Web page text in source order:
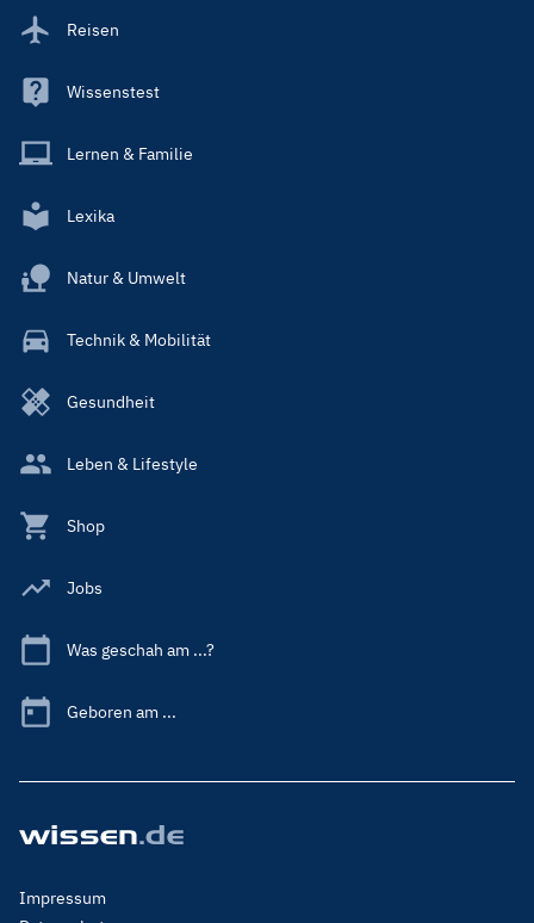
Reisen
Wissenstest
Lernen & Familie
Lexika
Natur & Umwelt
Technik & Mobilität
Gesundheit
Leben & Lifestyle
Shop
Jobs
Was geschah am ...?
Geboren am ...
Footer
Impressum